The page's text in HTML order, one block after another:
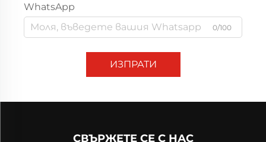
WhatsApp
0/100
ИЗПРАТИ
СВЪРЖЕТЕ СЕ С НАС